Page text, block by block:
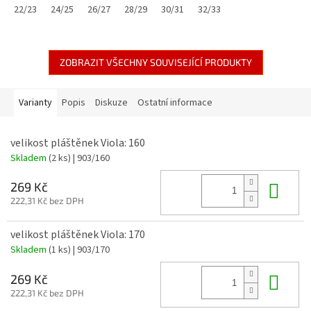
22/23 24/25 26/27 28/29 30/31 32/33
ZOBRAZIT VŠECHNY SOUVISEJÍCÍ PRODUKTY
Varianty Popis Diskuze Ostatní informace
velikost pláštěnek Viola: 160
Skladem (2 ks) | 903/160
269 Kč
222,31 Kč bez DPH
velikost pláštěnek Viola: 170
Skladem (1 ks) | 903/170
269 Kč
222,31 Kč bez DPH